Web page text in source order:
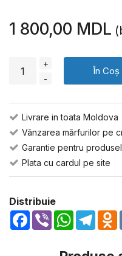
1 800,00 MDL
+
-
În Coș
Livrare in toata Moldova
Vânzarea mărfurilor pe
Garantie pentru
Plata cu cardul pe site
Distribuie
Facebook
Viber WhatsApp